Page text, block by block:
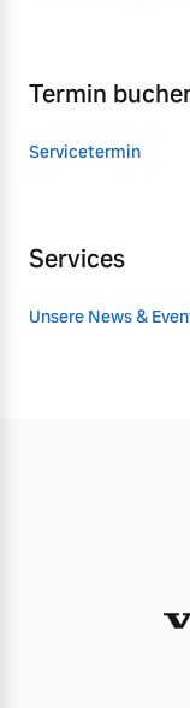
Termin
Servicetermin
Services
Unsere News &